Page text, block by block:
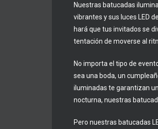
Nuestras batucadas
vibrantes y sus luces LED
hará que tus invitados se
tentación de moverse al
No importa el tipo de
sea una boda, un
iluminadas te garantizan
nocturna, nuestras
Pero nuestras batucadas